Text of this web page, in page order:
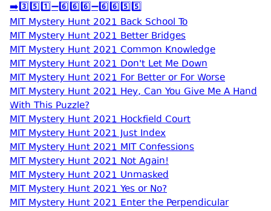
➡️3️⃣5️⃣1️⃣➖6️⃣6️⃣6️⃣➖6️⃣6️⃣5️⃣5️⃣
MIT Mystery Hunt 2021 Back School To
MIT Mystery Hunt 2021 Better Bridges
MIT Mystery Hunt 2021 Common Knowledge
MIT Mystery Hunt 2021 Don't Let Me Down
MIT Mystery Hunt 2021 For Better or For Worse
MIT Mystery Hunt 2021 Hey, Can You Give Me A Hand
With This Puzzle?
MIT Mystery Hunt 2021 Hockfield Court
MIT Mystery Hunt 2021 Just Index
MIT Mystery Hunt 2021 MIT Confessions
MIT Mystery Hunt 2021 Not Again!
MIT Mystery Hunt 2021 Unmasked
MIT Mystery Hunt 2021 Yes or No?
MIT Mystery Hunt 2021 Enter the Perpendicular